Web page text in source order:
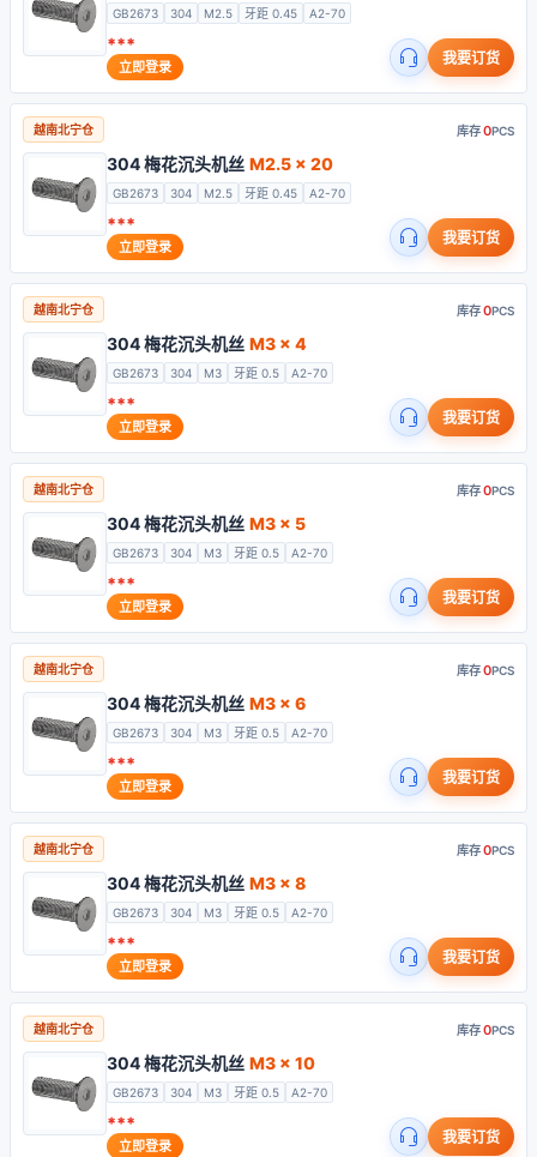
GB2673 304 M2.5 牙距 0.45 A2-70
***
立即登录 我要订货
越南北宁仓 库存0PCS
304 梅花沉头机丝 M2.5 x 20
GB2673 304 M2.5 牙距 0.45 A2-70
***
立即登录 我要订货
越南北宁仓 库存0PCS
304 梅花沉头机丝 M3 x 4
GB2673 304 M3 牙距 0.5 A2-70
***
立即登录 我要订货
越南北宁仓 库存0PCS
304 梅花沉头机丝 M3 x 5
GB2673 304 M3 牙距 0.5 A2-70
***
立即登录 我要订货
越南北宁仓 库存0PCS
304 梅花沉头机丝 M3 x 6
GB2673 304 M3 牙距 0.5 A2-70
***
立即登录 我要订货
越南北宁仓 库存0PCS
304 梅花沉头机丝 M3 x 8
GB2673 304 M3 牙距 0.5 A2-70
***
立即登录 我要订货
越南北宁仓 库存0PCS
304 梅花沉头机丝 M3 x 10
GB2673 304 M3 牙距 0.5 A2-70
***
立即登录 我要订货